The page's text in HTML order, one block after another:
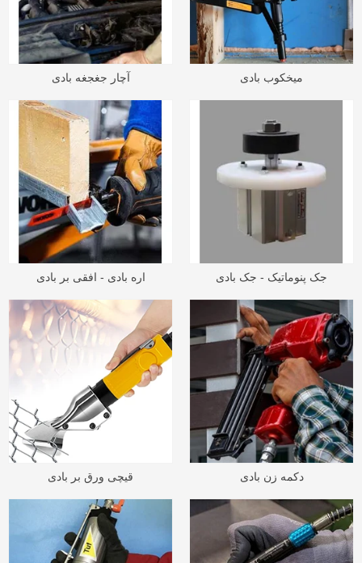
میخکوب بادی آچار جغجغه بادی
جک پنوماتیک - جک بادی اره بادی - افقی بر بادی
دکمه زن بادی قیچی ورق بر بادی